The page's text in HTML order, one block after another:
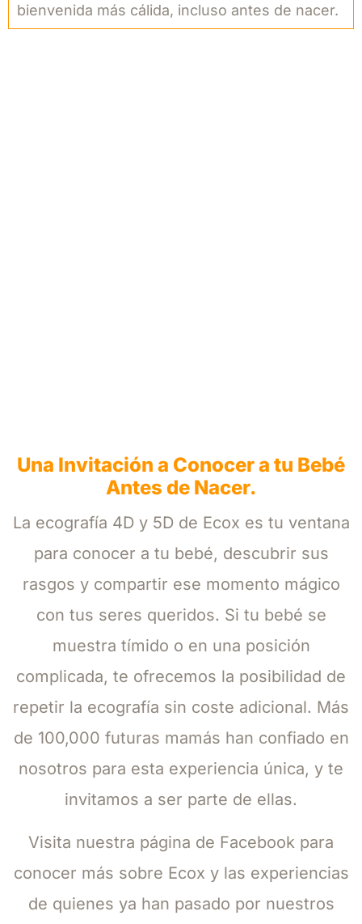
bienvenida más cálida, incluso antes de nacer.
Una Invitación a Conocer a tu Bebé
Antes de Nacer.
La ecografía 4D y 5D de Ecox es tu ventana
para conocer a tu bebé, descubrir sus
rasgos y compartir ese momento mágico
con tus seres queridos. Si tu bebé se
muestra tímido o en una posición
complicada, te ofrecemos la posibilidad de
repetir la ecografía sin coste adicional. Más
de 100,000 futuras mamás han confiado en
nosotros para esta experiencia única, y te
invitamos a ser parte de ellas.
Visita nuestra página de Facebook para
conocer más sobre Ecox y las experiencias
de quienes ya han pasado por nuestros